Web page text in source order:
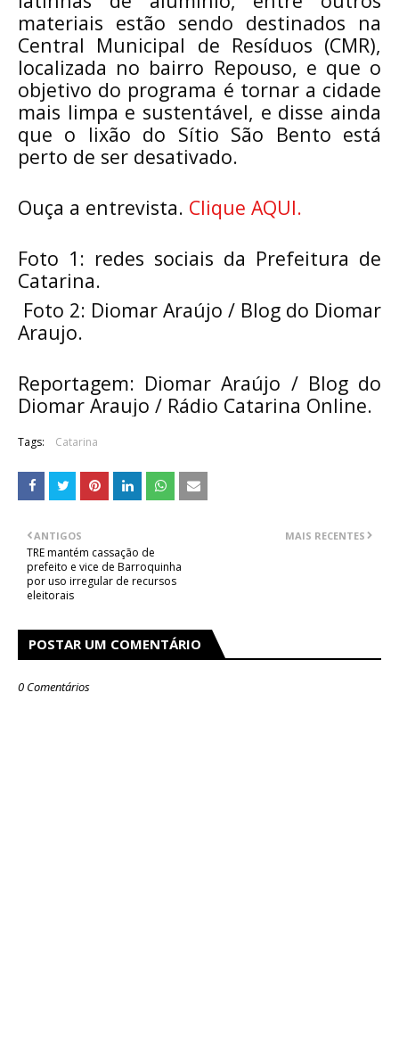
materiais estão sendo destinados na
Central Municipal de Resíduos (CMR),
localizada no bairro Repouso, e que o
objetivo do programa é tornar a cidade
mais limpa e sustentável, e disse ainda
que o lixão do Sítio São Bento está
perto de ser desativado.
Ouça a entrevista. Clique AQUI.
Foto 1: redes sociais da Prefeitura de
Catarina.
Foto 2: Diomar Araújo / Blog do Diomar
Araujo.
Reportagem: Diomar Araújo / Blog do
Diomar Araujo / Rádio Catarina Online.
Tags: Catarina
MAIS RECENTES
ANTIGOS
TRE mantém cassação de
prefeito e vice de Barroquinha
por uso irregular de recursos
eleitorais
POSTAR UM COMENTÁRIO
0 Comentários